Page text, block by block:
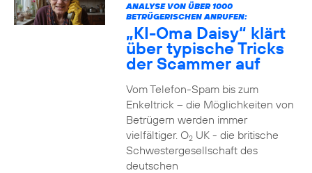
ANALYSE VON ÜBER 1000
BETRÜGERISCHEN ANRUFEN:
„KI-Oma Daisy“ klärt
über typische Tricks
der Scammer auf
Vom Telefon-Spam bis zum
Enkeltrick – die Möglichkeiten von
Betrügern werden immer
vielfältiger. O2UK - die britische
Schwestergesellschaft des
deutschen